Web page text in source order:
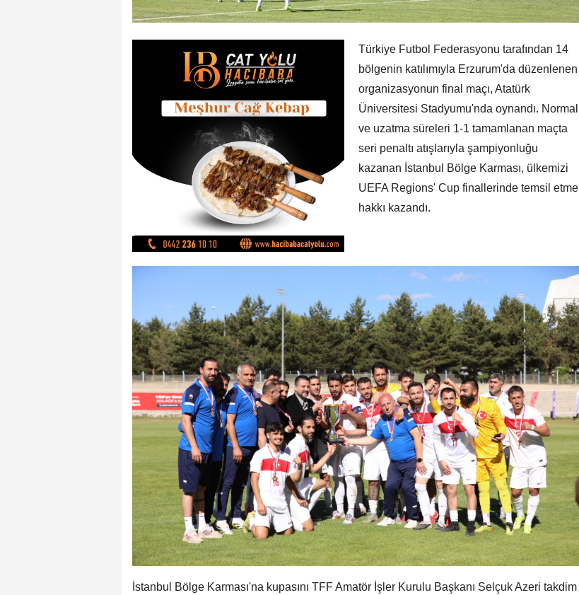
Türkiye Futbol Federasyonu tarafından 14
bölgenin katılımıyla Erzurum'da düzenlenen
organizasyonun final maçı, Atatürk
Üniversitesi Stadyumu'nda oynandı. Normal
ve uzatma süreleri 1-1 tamamlanan maçta
seri penaltı atışlarıyla şampiyonluğu
kazanan İstanbul Bölge Karması, ülkemizi
UEFA Regions' Cup finallerinde temsil etme
hakkı kazandı.
İstanbul Bölge Karması'na kupasını TFF Amatör İşler Kurulu Başkanı Selçuk Azeri takdim